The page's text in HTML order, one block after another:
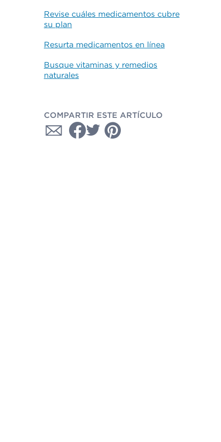
Revise cuáles medicamentos cubre
su plan
Resurta medicamentos en línea
Busque vitaminas y remedios
naturales
COMPARTIR ESTE ARTÍCULO